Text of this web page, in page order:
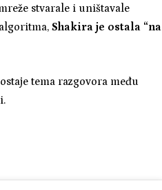
stvarale i uništavale
Shakira je ostala “na
tema razgovora među